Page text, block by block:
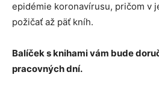
epidémie koronavírusu, pričom v
požičať až päť kníh.
Balíček s knihami vám bude
pracovných dní.